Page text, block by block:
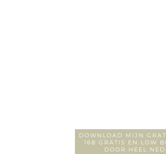
DOWNLOAD MIJN
168 GRATIS EN LOW
DOOR HEEL